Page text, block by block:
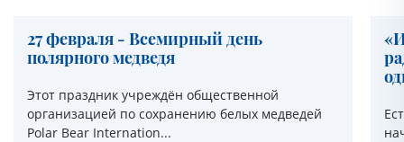
27 февраля - Всемирный день
полярного медведя
Этот праздник учреждён общественной
организацией по сохранению белых медведей
Polar Bear Internation...